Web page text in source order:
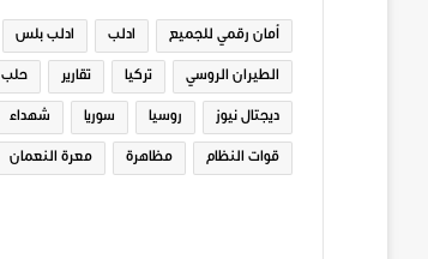
أمان رقمي للجميع ادلب ادلب بلس
الطيران الروسي تركيا تقارير حلب
ديجتال نيوز روسيا سوريا شهداء
قوات النظام مظاهرة معرة النعمان